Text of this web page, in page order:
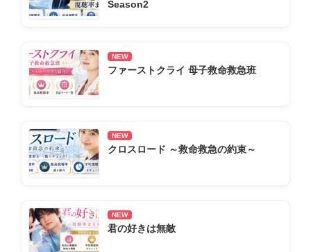
Season2
NEW
ファーストクライ 母子救命救急班
NEW
クロスロード ～救命救急の約束～
NEW
君の好きは無敵